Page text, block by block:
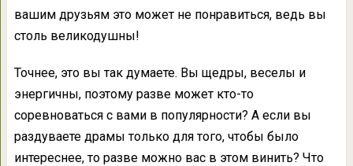
вашим друзьям это может не понравиться, ведь вы
столь великодушны!
Точнее, это вы так думаете. Вы щедры, веселы и
энергичны, поэтому разве может кто-то
соревноваться с вами в популярности? А если вы
раздуваете драмы только для того, чтобы было
интереснее, то разве можно вас в этом винить? Что